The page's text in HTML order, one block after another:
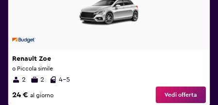
Renault Zoe
o Piccola simile
2 2 4-5
24 € al giorno Vedi offerta